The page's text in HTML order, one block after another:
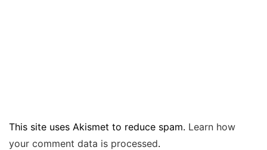
This site uses Akismet to reduce spam. Learn how
your comment data is processed.